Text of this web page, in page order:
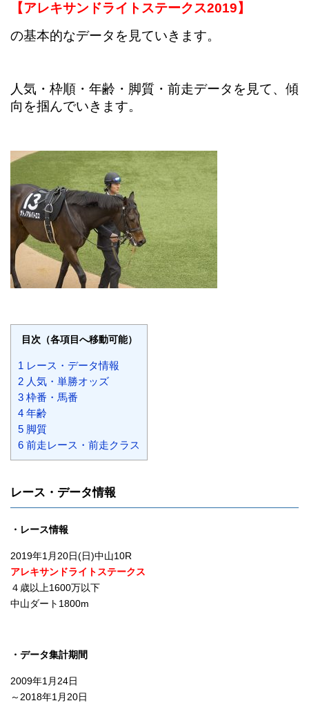
【アレキサンドライトステークス2019】
の基本的なデータを見ていきます。
人気・枠順・年齢・脚質・前走データを見て、傾
向を掴んでいきます。
目次（各項目へ移動可能）
1 レース・データ情報
2 人気・単勝オッズ
3 枠番・馬番
4 年齢
5 脚質
6 前走レース・前走クラス
レース・データ情報
・レース情報
2019年1月20日(日)中山10R
アレキサンドライトステークス
４歳以上1600万以下
中山ダート1800m
・データ集計期間
2009年1月24日
～2018年1月20日